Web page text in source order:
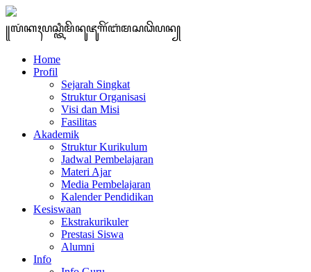
꧋ꦭꦁꦏꦃꦥꦱ꧀ꦠꦶꦩꦼꦤꦸꦗꦸꦒꦼꦂꦧꦁꦩꦱꦣꦼꦥꦤ꧀
Home
Profil
Sejarah Singkat
Struktur Organisasi
Visi dan Misi
Fasilitas
Akademik
Struktur Kurikulum
Jadwal Pembelajaran
Materi Ajar
Media Pembelajaran
Kalender Pendidikan
Kesiswaan
Ekstrakurikuler
Prestasi Siswa
Alumni
Info